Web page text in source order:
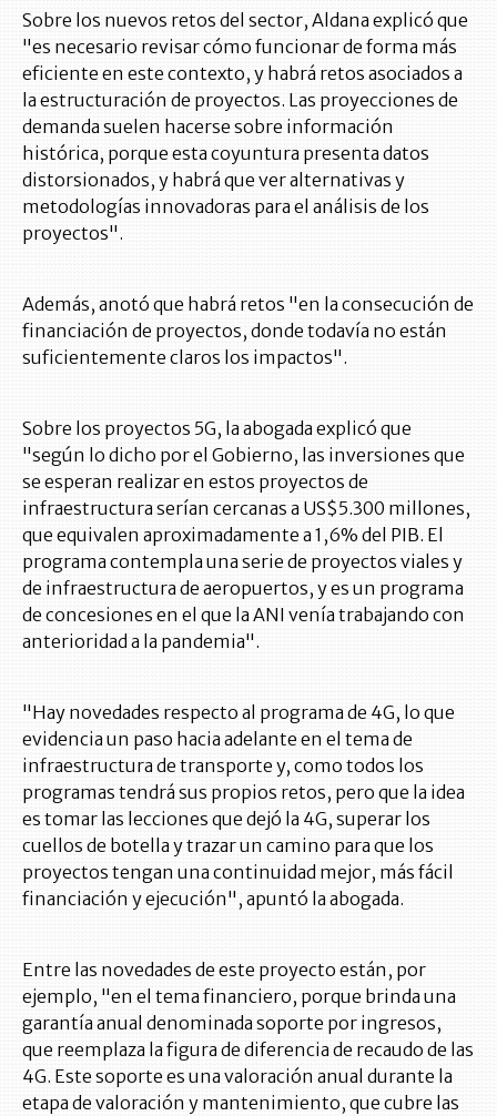
Sobre los nuevos retos del sector, Aldana explicó que
"es necesario revisar cómo funcionar de forma más
eficiente en este contexto, y habrá retos asociados a
la estructuración de proyectos. Las proyecciones de
demanda suelen hacerse sobre información
histórica, porque esta coyuntura presenta datos
distorsionados, y habrá que ver alternativas y
metodologías innovadoras para el análisis de los
proyectos".
Además, anotó que habrá retos "en la consecución de
financiación de proyectos, donde todavía no están
suficientemente claros los impactos".
Sobre los proyectos 5G, la abogada explicó que
"según lo dicho por el Gobierno, las inversiones que
se esperan realizar en estos proyectos de
infraestructura serían cercanas a US$5.300 millones,
que equivalen aproximadamente a 1,6% del PIB. El
programa contempla una serie de proyectos viales y
de infraestructura de aeropuertos, y es un programa
de concesiones en el que la ANI venía trabajando con
anterioridad a la pandemia".
"Hay novedades respecto al programa de 4G, lo que
evidencia un paso hacia adelante en el tema de
infraestructura de transporte y, como todos los
programas tendrá sus propios retos, pero que la idea
es tomar las lecciones que dejó la 4G, superar los
cuellos de botella y trazar un camino para que los
proyectos tengan una continuidad mejor, más fácil
financiación y ejecución", apuntó la abogada.
Entre las novedades de este proyecto están, por
ejemplo, "en el tema financiero, porque brinda una
garantía anual denominada soporte por ingresos,
que reemplaza la figura de diferencia de recaudo de las
4G. Este soporte es una valoración anual durante la
etapa de valoración y mantenimiento, que cubre las